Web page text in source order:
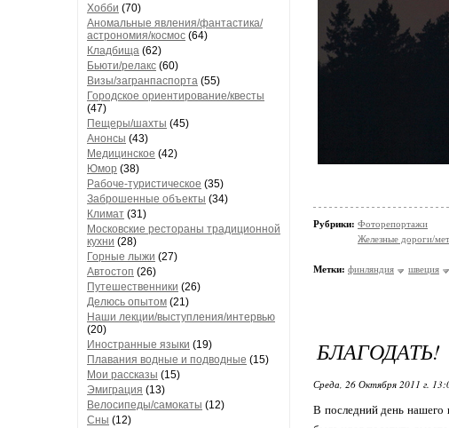
Хобби (70)
Аномальные явления/фантастика/
астрономия/космос (64)
Кладбища (62)
Бьюти/релакс (60)
Визы/загранпаспорта (55)
Городское ориентирование/квесты
(47)
Пещеры/шахты (45)
Анонсы (43)
Медицинское (42)
Юмор (38)
Рабоче-туристическое (35)
Заброшенные объекты (34)
Климат (31)
Московские рестораны традиционной
кухни (28)
Горные лыжи (27)
Автостоп (26)
Путешественники (26)
Делюсь опытом (21)
Наши лекции/выступления/интервью
(20)
Иностранные языки (19)
Плавания водные и подводные (15)
Мои рассказы (15)
Эмиграция (13)
Велосипеды/самокаты (12)
Сны (12)
Рубрики: Фоторепортажи
Железные дороги/
Метки: финляндия швеция
БЛАГОДАТЬ!
Среда, 26 Октября 2011 г.
В последний день нашего